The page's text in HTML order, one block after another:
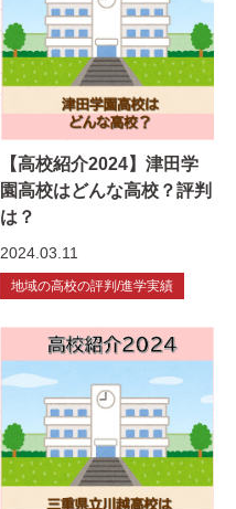
【高校紹介2024】津田学
園高校はどんな高校？評判
は？
2024.03.11
地域の高校の評判/進学実績